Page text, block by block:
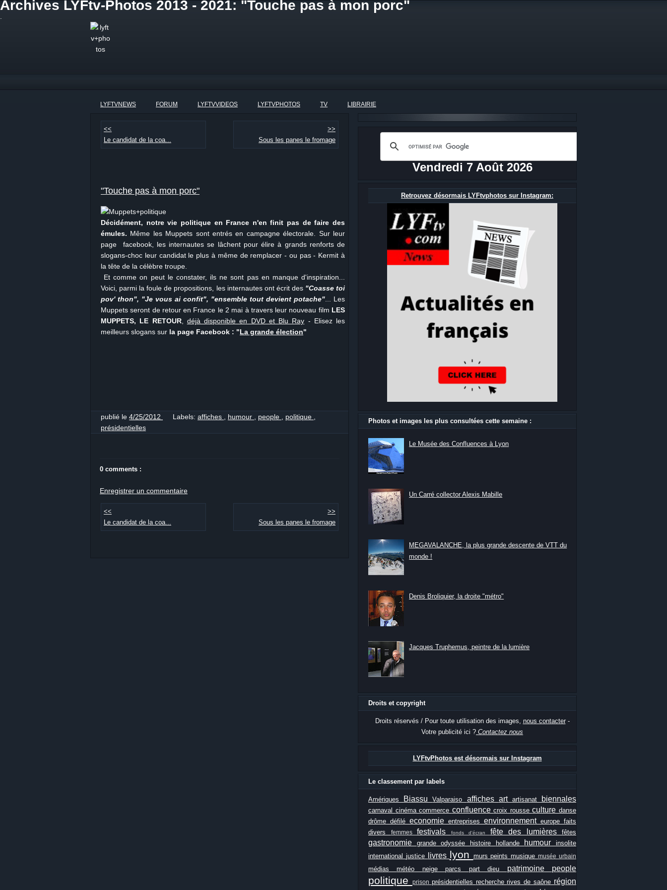
Archives LYFtv-Photos 2013 - 2021: "Touche pas à mon porc"
LYFTVNEWS FORUM LYFTVVIDEOS LYFTVPHOTOS TV LIBRAIRIE
<<
Le candidat de la coa...
>>
Sous les panes le fromage
"Touche pas à mon porc"
Décidément, notre vie politique en France n'en finit pas de faire des
émules. Même les Muppets sont entrés en campagne électorale. Sur leur
page facebook, les internautes se lâchent pour élire à grands renforts de
slogans-choc leur candidat le plus à même de remplacer - ou pas - Kermit à
la tête de la célèbre troupe.
Et comme on peut le constater, ils ne sont pas en manque d'inspiration...
Voici, parmi la foule de propositions, les internautes ont écrit des "Coasse toi
pov' thon", "Je vous ai confit", "ensemble tout devient potache" ... Les
Muppets seront de retour en France le 2 mai à travers leur nouveau film LES
MUPPETS, LE RETOUR, déjà disponible en DVD et Blu Ray - Elisez les
meilleurs slogans sur la page Facebook : "La grande élection"
publié le 4/25/2012 Labels: affiches humour people politique
présidentielles
0 comments :
Enregistrer un commentaire
<<
Le candidat de la coa...
>>
Sous les panes le fromage
Vendredi 7 Août 2026
Retrouvez désormais LYFtvphotos sur Instagram:
Photos et images les plus consultées cette semaine :
Le Musée des Confluences à Lyon
Un Carré collector Alexis Mabille
MEGAVALANCHE, la plus grande descente de VTT du
monde !
Denis Broliquier, la droite "métro"
Jacques Truphemus, peintre de la lumière
Droits et copyright
Droits réservés / Pour toute utilisation des images, nous contacter-
Votre publicité ici ? Contactez nous
LYFtvPhotos est désormais sur Instagram
Le classement par labels
Amériques BiassuValparaiso affiches art artisanat biennales
carnaval cinémacommerce confluencecroix rousseculturedanse
drôme défilé economie entreprises environnement europe faits
divers
femmes festivals fonds d'écran fête des lumières fêtes
gastronomie grande odyssée histoire hollande humourinsolite
international justice livres lyon murs peintsmusiquemusée urbain
médiasmétéo neigeparcs part dieu patrimoine people
politique prison présidentielles rechercherives de saône région